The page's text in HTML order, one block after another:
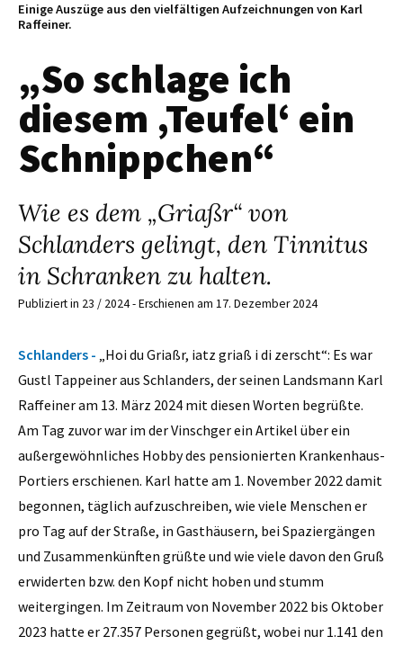
Einige Auszüge aus den vielfältigen Aufzeichnungen von Karl
Raffeiner.
„So schlage ich
diesem ‚Teufel‘ ein
Schnippchen“
Wie es dem „Griaßr“ von
Schlanders gelingt, den Tinnitus
in Schranken zu halten.
Publiziert in 23 / 2024 - Erschienen am 17. Dezember 2024
Schlanders - „Hoi du Griaßr, iatz griaß i di zerscht“: Es war
Gustl Tappeiner aus Schlanders, der seinen Landsmann Karl
Raffeiner am 13. März 2024 mit diesen Worten begrüßte.
Am Tag zuvor war im der Vinschger ein Artikel über ein
außergewöhnliches Hobby des pensionierten Krankenhaus-
Portiers erschienen. Karl hatte am 1. November 2022 damit
begonnen, täglich aufzuschreiben, wie viele Menschen er
pro Tag auf der Straße, in Gasthäusern, bei Spaziergängen
und Zusammenkünften grüßte und wie viele davon den Gruß
erwiderten bzw. den Kopf nicht hoben und stumm
weitergingen. Im Zeitraum von November 2022 bis Oktober
2023 hatte er 27.357 Personen gegrüßt, wobei nur 1.141 den